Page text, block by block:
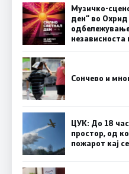
Музичко-
ден“ во
Сончево и
ЦУК: До 18
простор, од
пожарот кај